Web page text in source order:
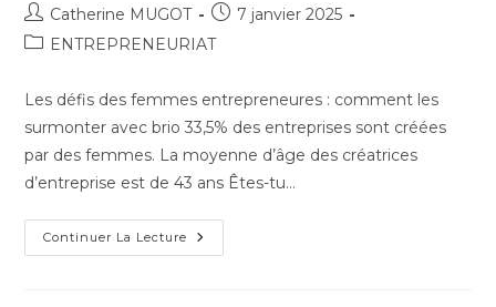
Auteur/autrice
de
Catherine MUGOT
Publication
publiée :
7 janvier 2025
PostENTREPRENEURIAT
Les défis des femmes entrepreneures : comment les
surmonter avec brio 33,5% des entreprises sont créées
par des femmes. La moyenne d’âge des créatrices
d’entreprise est de 43 ans Êtes-tu…
Continuer La Lecture Les
Défis